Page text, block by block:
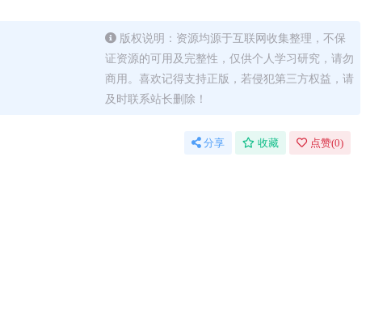
版权说明：资源均源于互联网收集整理，不保
证资源的可用及完整性，仅供个人学习研究，请勿
商用。喜欢记得支持正版，若侵犯第三方权益，请
及时联系站长删除！
分享 收藏 点赞(0)